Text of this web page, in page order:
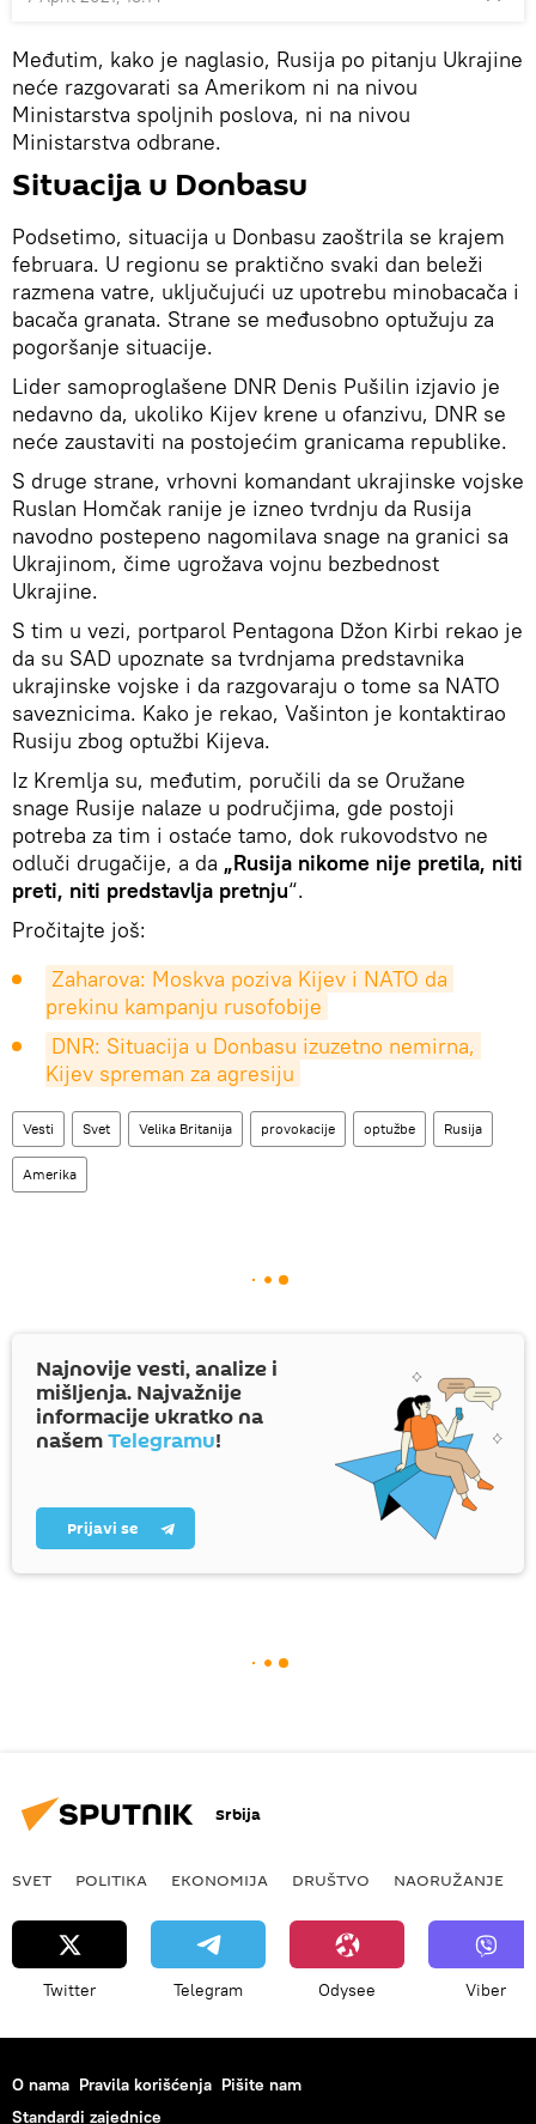
Međutim, kako je naglasio, Rusija po pitanju Ukrajine
neće razgovarati sa Amerikom ni na nivou
Ministarstva spoljnih poslova, ni na nivou
Ministarstva odbrane.
Situacija u Donbasu
Podsetimo, situacija u Donbasu zaoštrila se krajem
februara. U regionu se praktično svaki dan beleži
razmena vatre, uključujući uz upotrebu minobacača i
bacača granata. Strane se međusobno optužuju za
pogoršanje situacije.
Lider samoproglašene DNR Denis Pušilin izjavio je
nedavno da, ukoliko Kijev krene u ofanzivu, DNR se
neće zaustaviti na postojećim granicama republike.
S druge strane, vrhovni komandant ukrajinske vojske
Ruslan Homčak ranije je izneo tvrdnju da Rusija
navodno postepeno nagomilava snage na granici sa
Ukrajinom, čime ugrožava vojnu bezbednost
Ukrajine.
S tim u vezi, portparol Pentagona Džon Kirbi rekao je
da su SAD upoznate sa tvrdnjama predstavnika
ukrajinske vojske i da razgovaraju o tome sa NATO
saveznicima. Kako je rekao, Vašinton je kontaktirao
Rusiju zbog optužbi Kijeva.
Iz Kremlja su, međutim, poručili da se Oružane
snage Rusije nalaze u područjima, gde postoji
potreba za tim i ostaće tamo, dok rukovodstvo ne
odluči drugačije, a da „Rusija nikome nije pretila, niti
preti, niti predstavlja pretnju“.
Pročitajte još:
Zaharova: Moskva poziva Kijev i NATO da
prekinu kampanju rusofobije
DNR: Situacija u Donbasu izuzetno nemirna,
Kijev spreman za agresiju
Vesti Svet Velika Britanija provokacije optužbe Rusija
Amerika
Najnovije vesti, analize i
mišljenja. Najvažnije
informacije ukratko na
našemTelegramu!
Prijavi se
Srbija
SVET POLITIKA EKONOMIJA DRUŠTVO NAORUŽANJE
Twitter Telegram Odysee Viber
O nama Pravila korišćenja Pišite nam
Standardi zajednice